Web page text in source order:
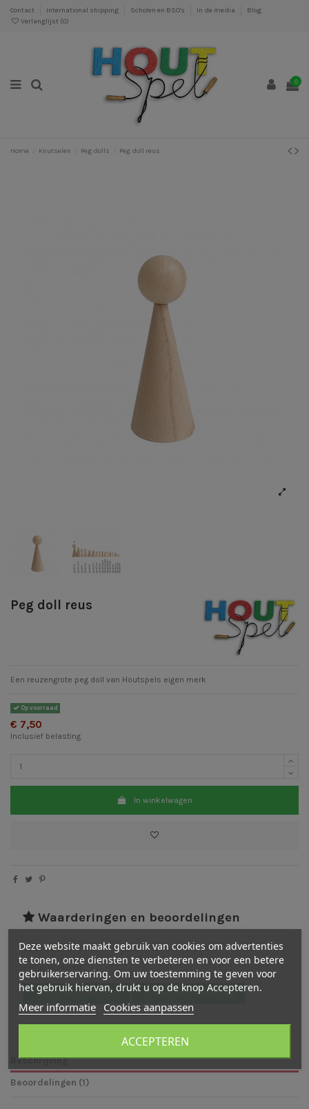
Contact International shipping Scholen en BSO's In de media
Blog
Verlanglijst (0)
0
Home Knutselen Peg dolls Peg doll reus
Peg doll reus
Een reuzengrote peg doll van Houtspels eigen merk
Op voorraad
€ 7,50
Inclusief belasting
In winkelwagen
Waarderingen en beoordelingen
( 5/5)-1cijfer(s) -1 beoordeling(en)
Bekijk verdeling
Bekijk beoordelingen Schrijf een beoordeling
Beschrijving
Beoordelingen (1)
Deze website maakt gebruik van cookies om advertenties
te tonen, onze diensten te verbeteren en voor een betere
gebruikerservaring. Om uw toestemming te geven voor
het gebruik hiervan, drukt u op de knop Accepteren.
Meer informatie Cookies aanpassen
ACCEPTEREN